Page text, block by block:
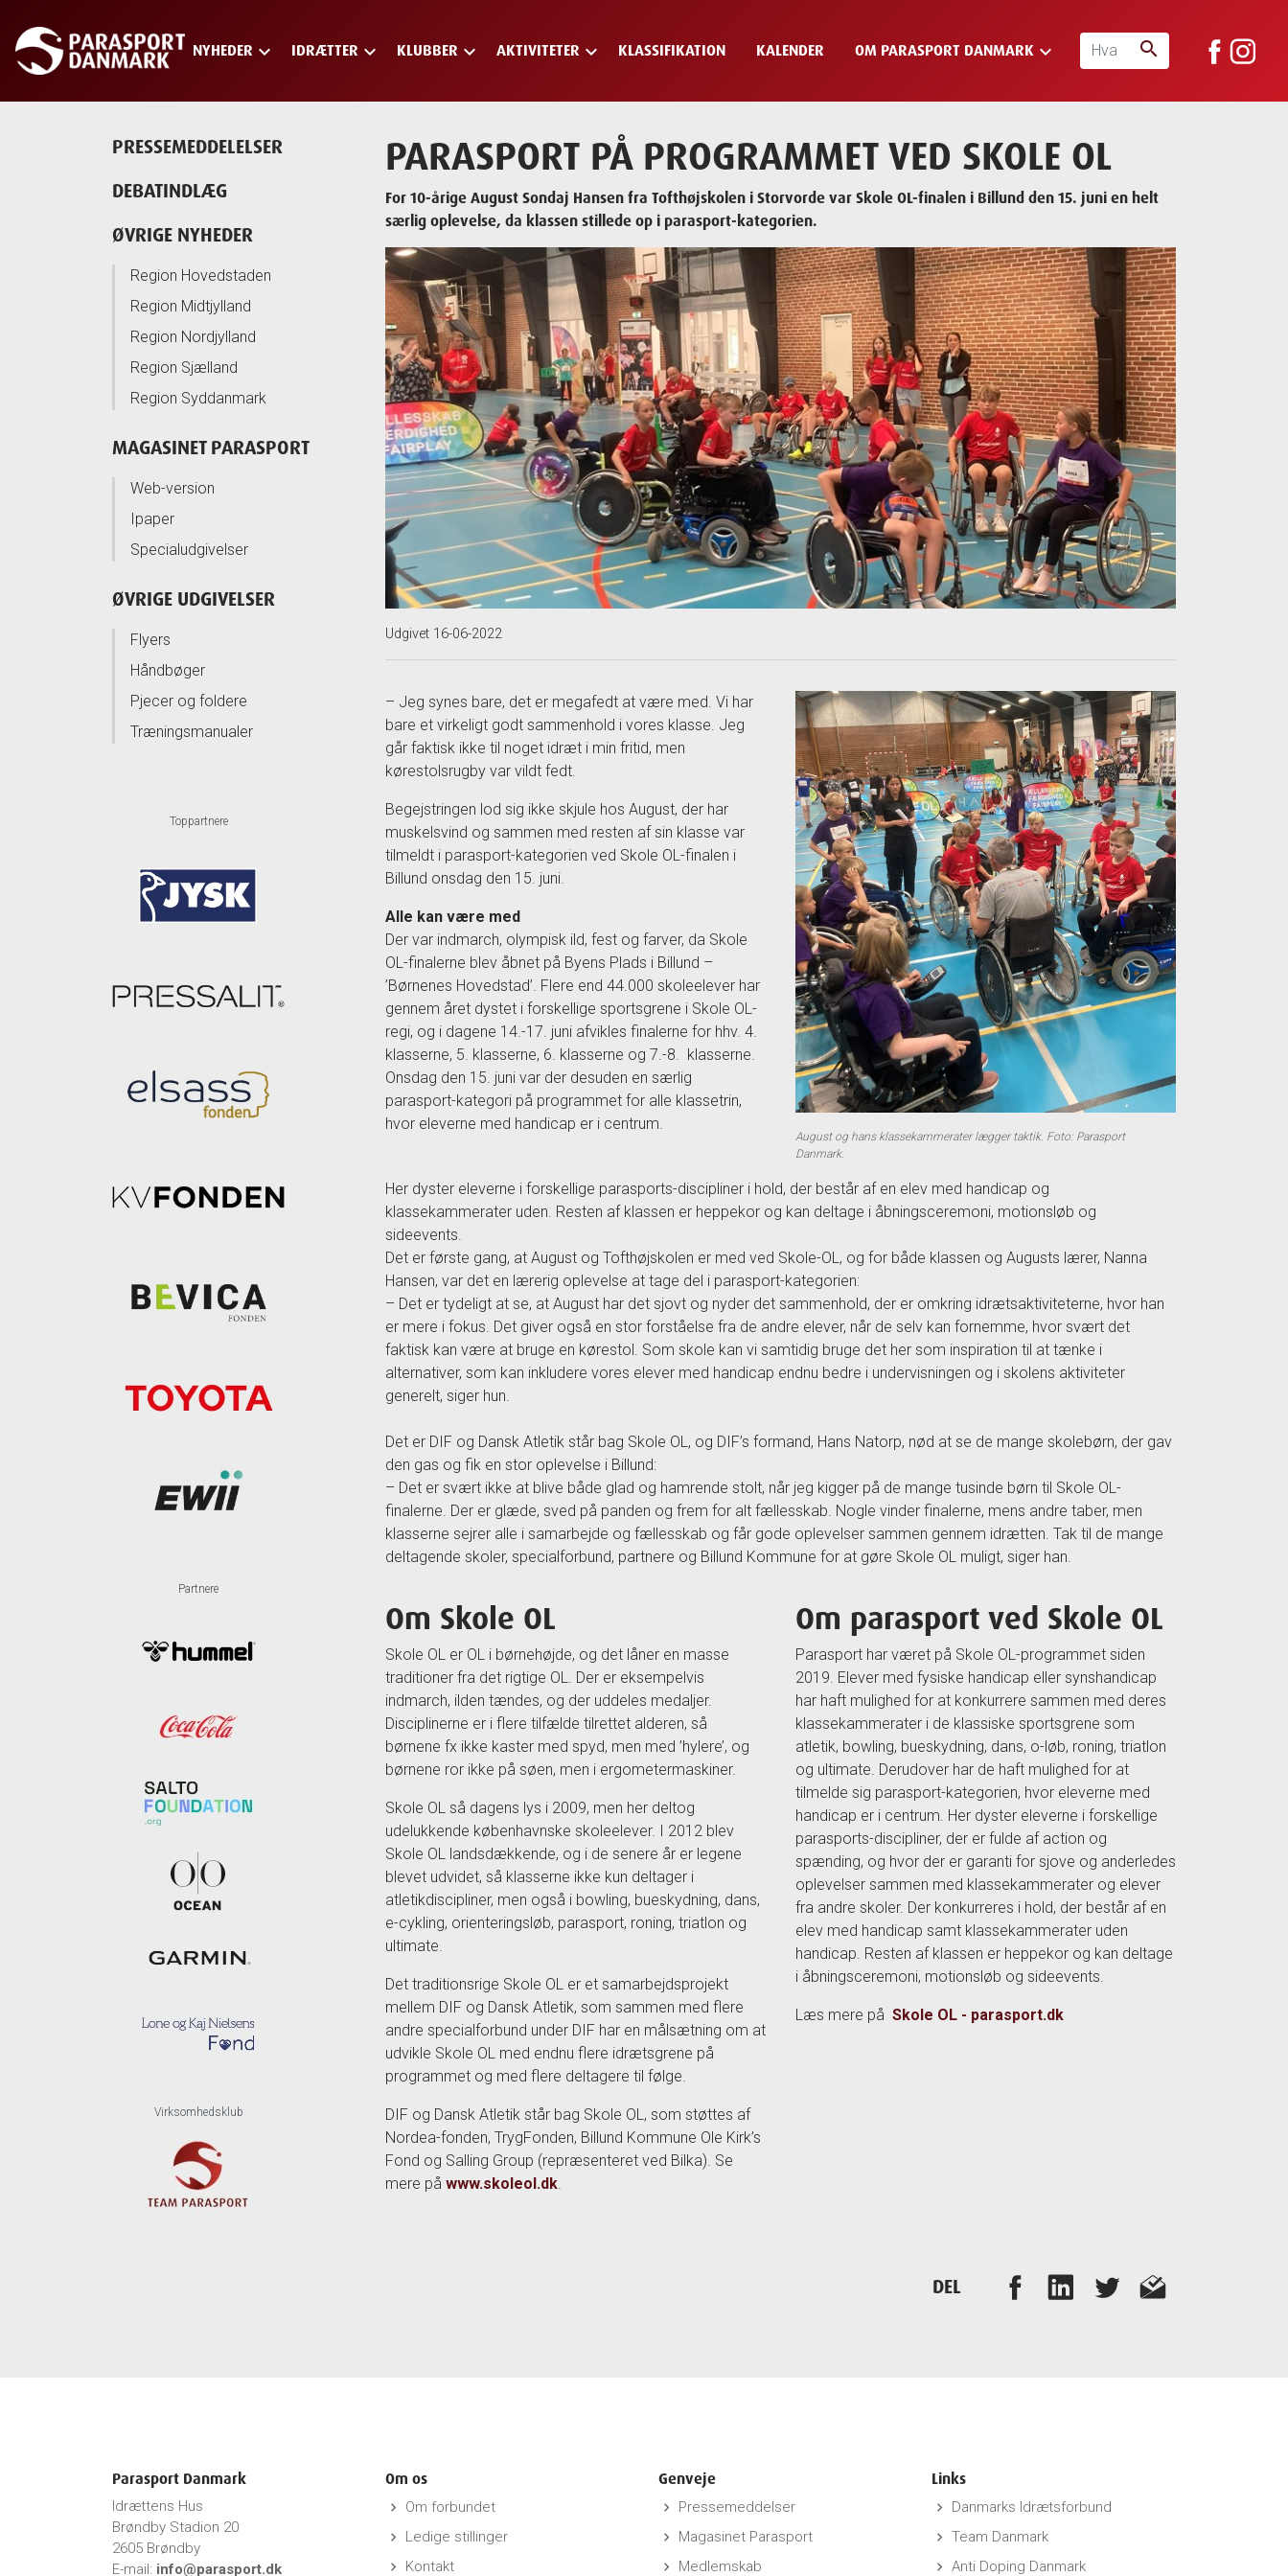
Skip
main
NYHEDER keyboard_arrow_down IDRÆTTER keyboard_arrow_down KLUBBER keyboard_arrow_down AKTIVITETER keyboard_arrow_down KLASSIFIKATION KALENDER OM PARASPORT DANMARK keyboard_arrow_down search
PRESSEMEDDELELSER
DEBATINDLÆG
ØVRIGE NYHEDER
Region Hovedstaden
Region Midtjylland
Region Nordjylland
Region Sjælland
Region Syddanmark
MAGASINET PARASPORT
Web-version
Ipaper
Specialudgivelser
ØVRIGE UDGIVELSER
Flyers
Håndbøger
Pjecer og foldere
Træningsmanualer
Toppartnere
Partnere
Virksomhedsklub
PARASPORT PÅ PROGRAMMET VED SKOLE OL
For 10-årige August Sondaj Hansen fra Tofthøjskolen i Storvorde var Skole OL-finalen i Billund den 15. juni en helt
særlig oplevelse, da klassen stillede op i parasport-kategorien.
Udgivet 16-06-2022
– Jeg synes bare, det er megafedt at være med. Vi har
bare et virkeligt godt sammenhold i vores klasse. Jeg
går faktisk ikke til noget idræt i min fritid, men
kørestolsrugby var vildt fedt.
Begejstringen lod sig ikke skjule hos August, der har
muskelsvind og sammen med resten af sin klasse var
tilmeldt i parasport-kategorien ved Skole OL-finalen i
Billund onsdag den 15. juni.
Alle kan være med
Der var indmarch, olympisk ild, fest og farver, da Skole
OL-finalerne blev åbnet på Byens Plads i Billund –
’Børnenes Hovedstad’. Flere end 44.000 skoleelever har
gennem året dystet i forskellige sportsgrene i Skole OL-
regi, og i dagene 14.-17. juni afvikles finalerne for hhv. 4.
klasserne, 5. klasserne, 6. klasserne og 7.-8. klasserne.
Onsdag den 15. juni var der desuden en særlig
parasport-kategori på programmet for alle klassetrin,
hvor eleverne med handicap er i centrum.
August og hans klassekammerater lægger taktik. Foto: Parasport
Danmark.
Her dyster eleverne i forskellige parasports-discipliner i hold, der består af en elev med handicap og
klassekammerater uden. Resten af klassen er heppekor og kan deltage i åbningsceremoni, motionsløb og
sideevents.
Det er første gang, at August og Tofthøjskolen er med ved Skole-OL, og for både klassen og Augusts lærer, Nanna
Hansen, var det en lærerig oplevelse at tage del i parasport-kategorien:
– Det er tydeligt at se, at August har det sjovt og nyder det sammenhold, der er omkring idrætsaktiviteterne, hvor han
er mere i fokus. Det giver også en stor forståelse fra de andre elever, når de selv kan fornemme, hvor svært det
faktisk kan være at bruge en kørestol. Som skole kan vi samtidig bruge det her som inspiration til at tænke i
alternativer, som kan inkludere vores elever med handicap endnu bedre i undervisningen og i skolens aktiviteter
generelt, siger hun.
Det er DIF og Dansk Atletik står bag Skole OL, og DIF’s formand, Hans Natorp, nød at se de mange skolebørn, der gav
den gas og fik en stor oplevelse i Billund:
– Det er svært ikke at blive både glad og hamrende stolt, når jeg kigger på de mange tusinde børn til Skole OL-
finalerne. Der er glæde, sved på panden og frem for alt fællesskab. Nogle vinder finalerne, mens andre taber, men
klasserne sejrer alle i samarbejde og fællesskab og får gode oplevelser sammen gennem idrætten. Tak til de mange
deltagende skoler, specialforbund, partnere og Billund Kommune for at gøre Skole OL muligt, siger han.
Om Skole OL
Skole OL er OL i børnehøjde, og det låner en masse
traditioner fra det rigtige OL. Der er eksempelvis
indmarch, ilden tændes, og der uddeles medaljer.
Disciplinerne er i flere tilfælde tilrettet alderen, så
børnene fx ikke kaster med spyd, men med ’hylere’, og
børnene ror ikke på søen, men i ergometermaskiner.
Skole OL så dagens lys i 2009, men her deltog
udelukkende københavnske skoleelever. I 2012 blev
Skole OL landsdækkende, og i de senere år er legene
blevet udvidet, så klasserne ikke kun deltager i
atletikdiscipliner, men også i bowling, bueskydning, dans,
e-cykling, orienteringsløb, parasport, roning, triatlon og
ultimate.
Det traditionsrige Skole OL er et samarbejdsprojekt
mellem DIF og Dansk Atletik, som sammen med flere
andre specialforbund under DIF har en målsætning om at
udvikle Skole OL med endnu flere idrætsgrene på
programmet og med flere deltagere til følge.
DIF og Dansk Atletik står bag Skole OL, som støttes af
Nordea-fonden, TrygFonden, Billund Kommune Ole Kirk’s
Fond og Salling Group (repræsenteret ved Bilka). Se
mere på www.skoleol.dk.
Om parasport ved Skole OL
Parasport har været på Skole OL-programmet siden
2019. Elever med fysiske handicap eller synshandicap
har haft mulighed for at konkurrere sammen med deres
klassekammerater i de klassiske sportsgrene som
atletik, bowling, bueskydning, dans, o-løb, roning, triatlon
og ultimate. Derudover har de haft mulighed for at
tilmelde sig parasport-kategorien, hvor eleverne med
handicap er i centrum. Her dyster eleverne i forskellige
parasports-discipliner, der er fulde af action og
spænding, og hvor der er garanti for sjove og anderledes
oplevelser sammen med klassekammerater og elever
fra andre skoler. Der konkurreres i hold, der består af en
elev med handicap samt klassekammerater uden
handicap. Resten af klassen er heppekor og kan deltage
i åbningsceremoni, motionsløb og sideevents.
Læs mere på Skole OL - parasport.dk
DEL
Parasport Danmark
Idrættens Hus
Brøndby Stadion 20
2605 Brøndby
E-mail: info@parasport.dk
Om os
keyboard_arrow_right Om forbundet
keyboard_arrow_right Ledige stillinger
keyboard_arrow_right Kontakt
Genveje
keyboard_arrow_right Pressemeddelser
keyboard_arrow_right Magasinet Parasport
keyboard_arrow_right Medlemskab
Links
keyboard_arrow_right Danmarks Idrætsforbund
keyboard_arrow_right Team Danmark
keyboard_arrow_right Anti Doping Danmark